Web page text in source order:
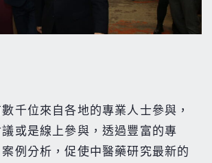
千位來自各地的專業人士參與，
或是線上參與，透過豐富的專
例分析，促使中醫藥研究最新的